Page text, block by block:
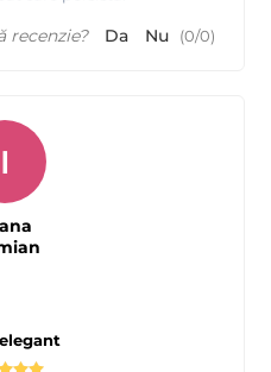
recenzie? Da Nu (0/0)
I